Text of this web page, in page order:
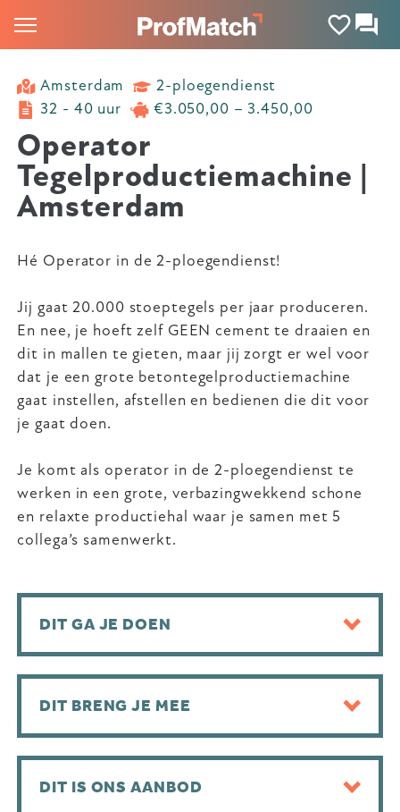
Amsterdam
2-ploegendienst
32 - 40 uur
€3.050,00 – 3.450,00
Operator
Tegelproductiemachine |
Amsterdam
Hé Operator in de 2-ploegendienst!
Jij gaat 20.000 stoeptegels per jaar produceren.
En nee, je hoeft zelf GEEN cement te draaien en
dit in mallen te gieten, maar jij zorgt er wel voor
dat je een grote betontegelproductiemachine
gaat instellen, afstellen en bedienen die dit voor
je gaat doen.
Je komt als operator in de 2-ploegendienst te
werken in een grote, verbazingwekkend schone
en relaxte productiehal waar je samen met 5
collega’s samenwerkt.
DIT GA JE DOEN
DIT BRENG JE MEE
DIT IS ONS AANBOD